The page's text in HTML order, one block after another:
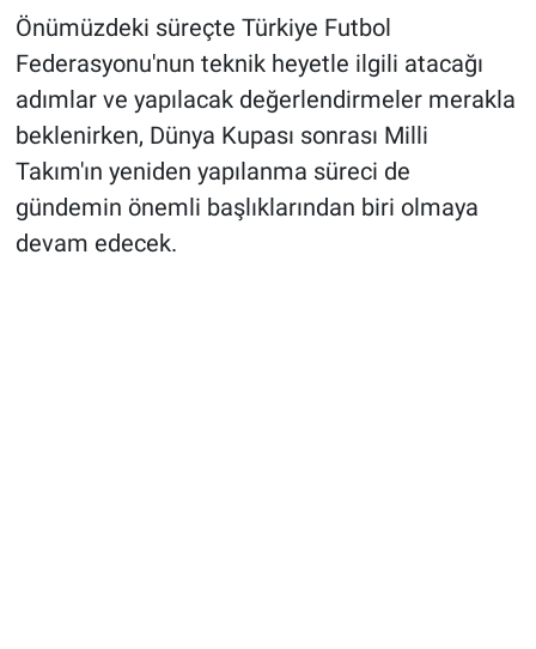
Önümüzdeki süreçte Türkiye Futbol
Federasyonu'nun teknik heyetle ilgili atacağı
adımlar ve yapılacak değerlendirmeler merakla
beklenirken, Dünya Kupası sonrası Milli
Takım'ın yeniden yapılanma süreci de
gündemin önemli başlıklarından biri olmaya
devam edecek.